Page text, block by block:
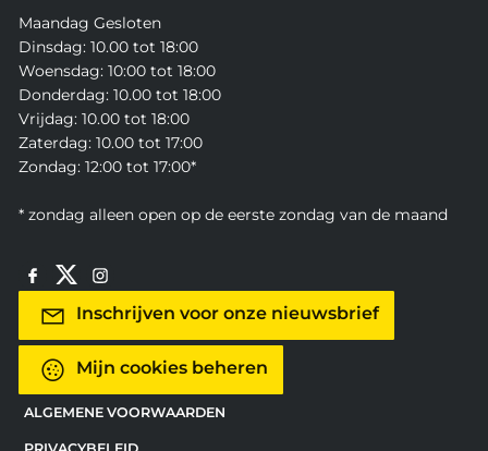
Maandag Gesloten
Dinsdag: 10.00 tot 18:00
Woensdag: 10:00 tot 18:00
Donderdag: 10.00 tot 18:00
Vrijdag: 10.00 tot 18:00
Zaterdag: 10.00 tot 17:00
Zondag: 12:00 tot 17:00*
* zondag alleen open op de eerste zondag van de maand
Inschrijven voor onze nieuwsbrief
Mijn cookies beheren
ALGEMENE VOORWAARDEN